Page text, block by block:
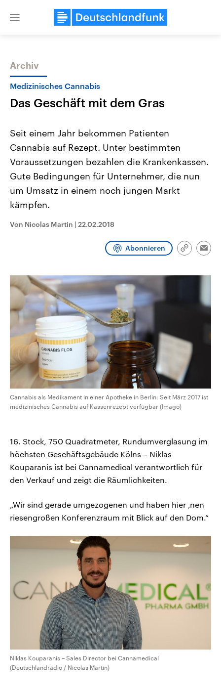
Close
Themen
Landtagswahl Sachsen-Anhalt
2026
Alle Informationen
Sachsen-Anhalt wählt am 6.
September 2026 einen neuen
Landtag. Seit 2021 wird das
Bundesland von einer Koalition aus
CDU, SPD und FDP regiert.-
Wahlprogramme, aktuelle Berichte
und Hintergründe zu den Parteien
USA
Aktuelle Beiträge,
Hintergründe
Wirtschaftlich und
Programm Podcasts
Audio-Archiv
Archiv
Medizinisches Cannabis
Das Geschäft mit dem Gras
Seit einem Jahr bekommen Patienten
Cannabis auf Rezept. Unter bestimmten
Voraussetzungen bezahlen die Krankenkassen.
Gute Bedingungen für Unternehmer, die nun
um Umsatz in einem noch jungen Markt
kämpfen.
Von Nicolas Martin | 22.02.2018
Abonnieren
Link
Cannabis als Medikament in einer Apotheke in Berlin: Seit März 2017 ist
medizinisches Cannabis auf Kassenrezept verfügbar (Imago)
16. Stock, 750 Quadratmeter, Rundumverglasung im
höchsten Geschäftsgebäude Kölns – Niklas
Kouparanis ist bei Cannamedical verantwortlich für
den Verkauf und zeigt die Räumlichkeiten.
„Wir sind gerade umgezogenen und haben hier ‚nen
riesengroßen Konferenzraum mit Blick auf den Dom.“
Niklas Kouparanis – Sales Director bei Cannamedical
(Deutschlandradio / Nicolas Martin)